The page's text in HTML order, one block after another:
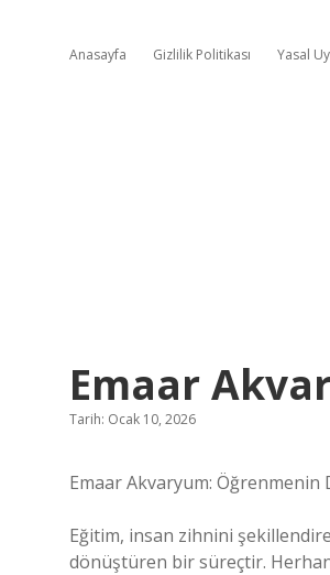
Anasayfa Gizlilik Politikası Yasal
Emaar
Tarih: Ocak 10, 2026
Emaar Akvaryum: Öğrenmenin
Eğitim, insan zihnini
dönüştüren bir süreçtir.